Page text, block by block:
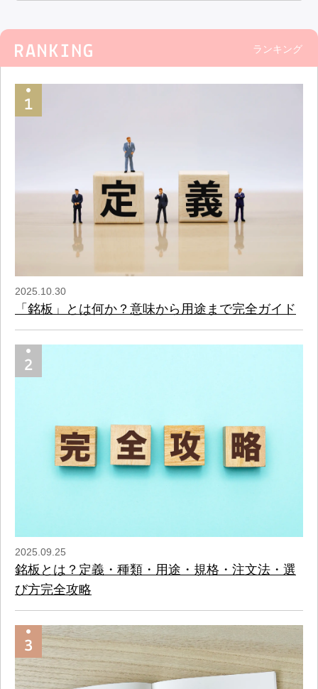
ランキング
2025.10.30
「銘板」とは何か？意味から用途まで完全ガイド
2025.09.25
銘板とは？定義・種類・用途・規格・注文法・選
び方完全攻略